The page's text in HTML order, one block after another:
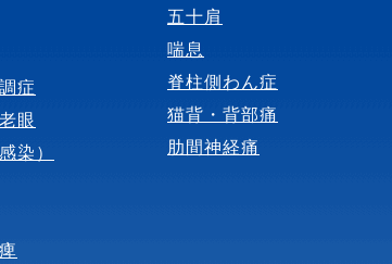
症
眼
染）
五十肩
喘息
脊柱側わん症
猫背・背部痛
肋間神経痛